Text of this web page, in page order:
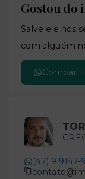
Gostou do
Salve ele nos
com alguém
(47) 9 9147-